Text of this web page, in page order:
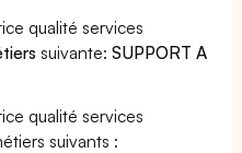
qualité services
suivante:SUPPORT A
qualité services
suivants :